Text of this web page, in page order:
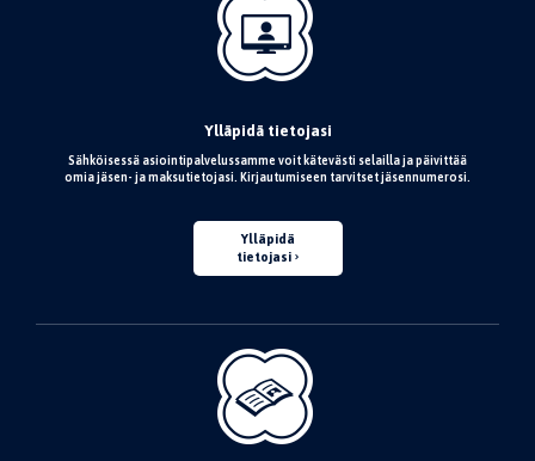
Ylläpidä tietojasi
Sähköisessä asiointipalvelussamme voit kätevästi selailla ja päivittää
omia jäsen- ja maksutietojasi. Kirjautumiseen tarvitset jäsennumerosi.
Ylläpidä
tietojasi